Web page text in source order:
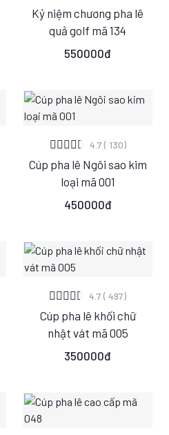
S M L
Kỷ niệm chương pha lê
quả golf mã 134
550000đ
XEM CHI TIẾT
S M L
4.7 ( 130)
Cúp pha lê Ngôi sao kim
loại mã 001
450000đ
XEM CHI TIẾT
S M L
4.7 ( 497)
Cúp pha lê khối chữ
nhật vát mã 005
350000đ